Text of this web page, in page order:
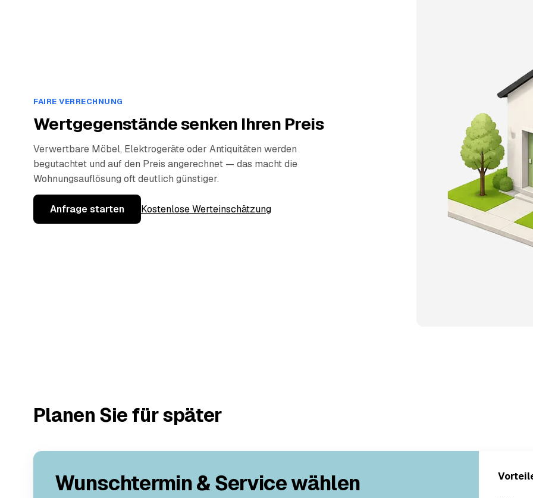
FAIRE VERRECHNUNG
Wertgegenstände senken Ihren Preis
Verwertbare Möbel, Elektrogeräte oder Antiquitäten werden
begutachtet und auf den Preis angerechnet — das macht die
Wohnungsauflösung oft deutlich günstiger.
Anfrage starten Kostenlose Werteinschätzung
Planen Sie für später
Wunschtermin & Service wählen